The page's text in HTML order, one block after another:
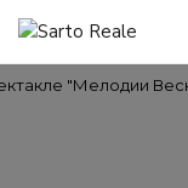
"Мелодии